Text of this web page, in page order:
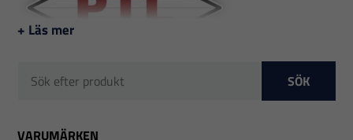
+ Läs mer
SÖK
VARUMÄRKEN